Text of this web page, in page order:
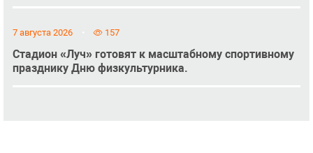
7 августа 2026 157
Стадион «Луч» готовят к масштабному спортивному
празднику Дню физкультурника.